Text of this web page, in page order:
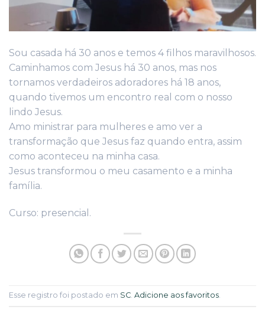
Sou casada há 30 anos e temos 4 filhos maravilhosos.
Caminhamos com Jesus há 30 anos, mas nos
tornamos verdadeiros adoradores há 18 anos,
quando tivemos um encontro real com o nosso
lindo Jesus.
Amo ministrar para mulheres e amo ver a
transformação que Jesus faz quando entra, assim
como aconteceu na minha casa.
Jesus transformou o meu casamento e a minha
família.
Curso: presencial.
Esse registro foi postado em SC. Adicione aos favoritos.